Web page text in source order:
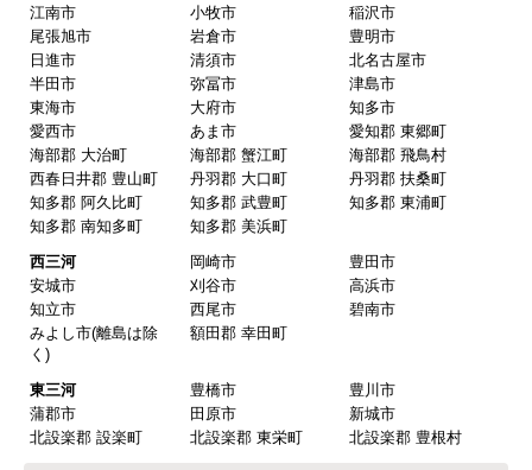
江南市
小牧市
稲沢市
尾張旭市
岩倉市
豊明市
日進市
清須市
北名古屋市
半田市
弥冨市
津島市
東海市
大府市
知多市
愛西市
あま市
愛知郡 東郷町
海部郡 大治町
海部郡 蟹江町
海部郡 飛鳥村
西春日井郡 豊山町
丹羽郡 大口町
丹羽郡 扶桑町
知多郡 阿久比町
知多郡 武豊町
知多郡 東浦町
知多郡 南知多町
知多郡 美浜町
西三河
岡崎市
豊田市
安城市
刈谷市
高浜市
知立市
西尾市
碧南市
みよし市(離島は除
く)
額田郡 幸田町
東三河 豊橋市
豊川市
蒲郡市
田原市
新城市
北設楽郡 設楽町
北設楽郡 東栄町 北設楽郡 豊根村